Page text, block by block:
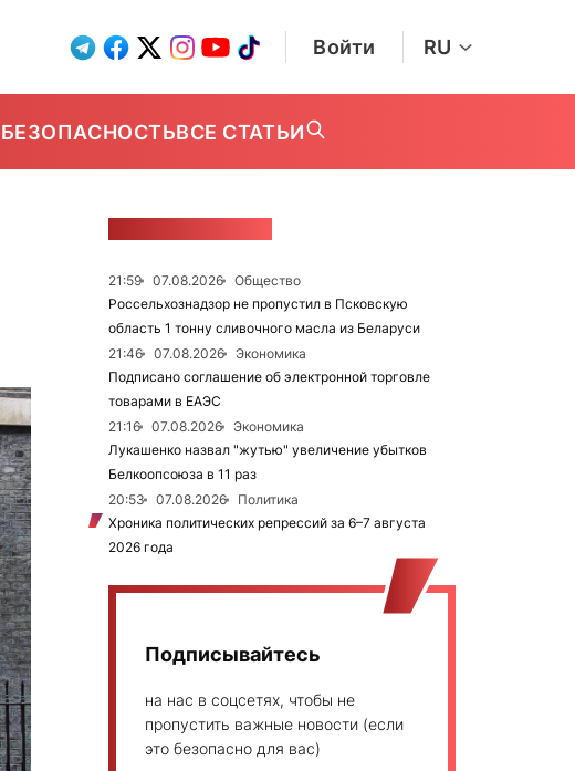
Войти RU
БЕЗОПАСНОСТЬВСЕ СТАТЬИ
21:59 07.08.2026
Общество
Россельхознадзор не пропустил в Псковскую
область 1 тонну сливочного масла из Беларуси
21:46
07.08.2026
Экономика
Подписано соглашение об электронной торговле
товарами в ЕАЭС
21:16
07.08.2026
Экономика
Лукашенко назвал "жутью" увеличение убытков
Белкоопсоюза в 11 раз
20:53
07.08.2026
Политика
Хроника политических репрессий за 6–7 августа
2026 года
Подписывайтесь
на нас в соцсетях, чтобы не
пропустить важные новости (если
это безопасно для вас)